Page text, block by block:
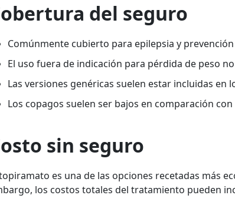
del seguro
Comúnmente cubierto para epilepsia y
El uso fuera de indicación para pérdida de peso
Las versiones genéricas suelen estar incluidas en
Los copagos suelen ser bajos en comparación con
sin seguro
es una de las opciones recetadas más
los costos totales del tratamiento pueden